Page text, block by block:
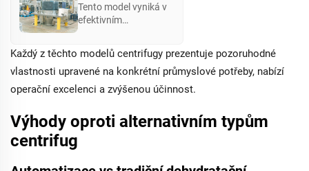
Tento model vyniká v
efektivním
vhodný pro
oddělování materiálů
s vysokou čistotou
vyžadujících přísné
integrovaným
efektivní operace s
Každý z těchto modelů centrifugy prezentuje pozoruhodné
vlastnosti upravené na konkrétní průmyslové potřeby, nabízí
operační excelenci a zvýšenou účinnost.
Výhody oproti alternativním typům
centrifug